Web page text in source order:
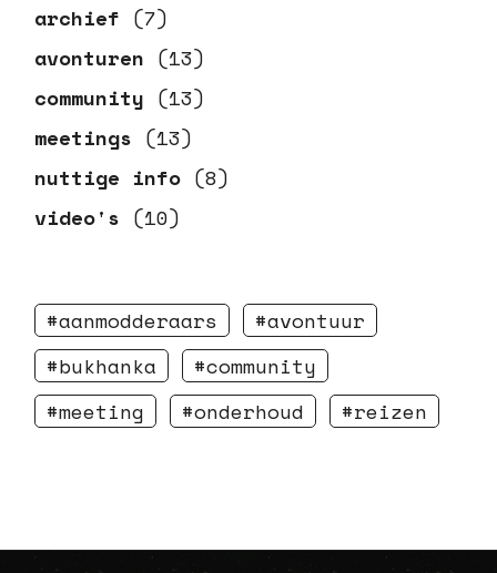
archief (7)
avonturen (13)
community (13)
meetings (13)
nuttige info (8)
video's (10)
aanmodderaars
avontuur
bukhanka
community
meeting
onderhoud reizen